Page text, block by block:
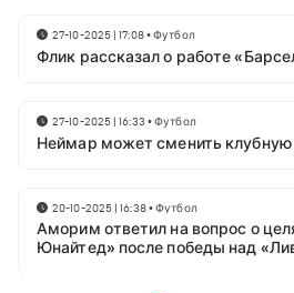
27-10-2025 | 17:08•Футбол
Флик рассказал о работе
27-10-2025 | 16:33 •Футбол
Неймар может сменить клубную
20-10-2025 | 16:38•Футбол
Аморим ответил на вопрос о
Юнайтед» после победы над